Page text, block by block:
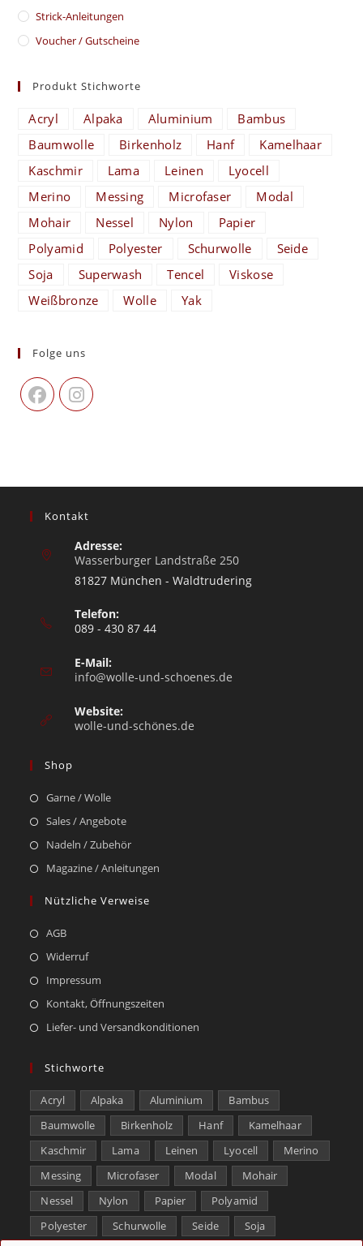
Strick-Anleitungen
Voucher / Gutscheine
Produkt Stichworte
Acryl Alpaka Aluminium
Bambus
Baumwolle
Birkenholz Hanf
Kamelhaar
Kaschmir
Lama Leinen
Lyocell
Merino
Messing Microfaser
Modal
Mohair
Nessel Nylon
Papier
Polyamid
Polyester Schurwolle
Seide
Soja
Superwash Tencel
Viskose
Weißbronze
Wolle Yak
Folge uns
Kontakt
Adresse:
Wasserburger Landstraße 250
81827 München - Waldtrudering
Telefon:
089 - 430 87 44
E-Mail:
info@wolle-und-schoenes.de
Website:
wolle-und-schönes.de
Shop
Garne / Wolle
Sales / Angebote
Nadeln / Zubehör
Magazine / Anleitungen
Nützliche Verweise
AGB
Widerruf
Impressum
Kontakt, Öffnungszeiten
Liefer- und Versandkonditionen
Stichworte
Acryl Alpaka Aluminium
Bambus
Baumwolle
Birkenholz Hanf
Kamelhaar
Kaschmir
Lama Leinen Lyocell
Merino
Messing
Microfaser Modal
Mohair
Nessel
Nylon Papier
Polyamid
Polyester
Schurwolle Seide
Soja